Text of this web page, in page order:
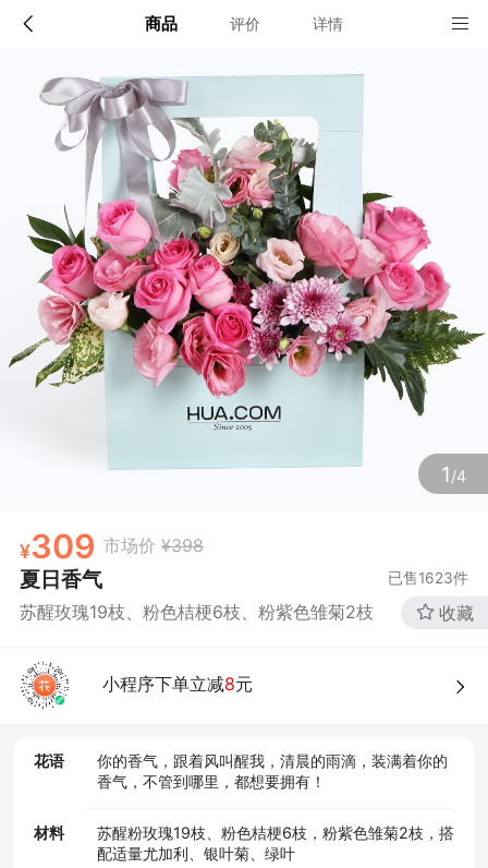
商品 评价 详情
1/4
309 市场价 ¥398
夏日香气 已售1623件
苏醒玫瑰19枝、粉色桔梗6枝、粉紫色雏菊2枝 收藏
小程序下单立减8元
花语
你的香气，跟着风叫醒我，清晨的雨滴，装满着你的
香气，不管到哪里，都想要拥有！
材料
苏醒粉玫瑰19枝、粉色桔梗6枝，粉紫色雏菊2枝，搭
配适量尤加利、银叶菊、绿叶
配送说明
限送100多个主要城市的市区及近郊：北京,上海,深圳,广
州,成都,武汉,南京,杭州,苏州,天津,西安,长沙,东莞,厦门,
佛山,沈阳,合肥,重庆,大连,郑州,青岛,太原,无锡,石家庄,济
南,宁波,哈尔滨,乌鲁木齐,贵阳,昆明,福州,长春,南昌,兰州,
珠海,南宁,中山,常州,金华,邯郸,泉州,海口,嘉兴,南通,呼和
浩特,廊坊,唐山,温州,徐州,绵阳,烟台,襄阳,保定,潍坊,镇
江,衡阳,包头,赣州,扬州,清远,荆州,莆田,汉中,洛阳,湛江,
九江,鞍山,大庆,秦皇岛,张家口,桂林,吉林,淄博,蚌埠,柳州,
遵义,邢台,宜春,漳州,三亚,宜宾,东营,临沂,德州,开封,大
同,龙岩,齐齐哈尔,连云港,新乡,黄冈,焦作,十堰,驻马店,信
阳,牡丹江,黄石,宝鸡,丹东,阜阳,北海,聊城,锦州,许昌,内
江,萍乡,安庆,承德,商丘,盘锦,乐山,沧州,河源,营口,平顶
山,临汾,韶关,日照,新余,晋城,松原,淮北,淮南,晋中,潮州,
滨州,自贡,六安,株州,濮阳,常熟,晋江,顺德,江阴,吴江,昆
山,义乌,惠阳,银川,温江,燕郊,新都,涿州,南沙,宜兴,即墨,
海安县,都江堰,增城,仙桃,菏泽
店铺信息
该地区暂无配送门店
确定